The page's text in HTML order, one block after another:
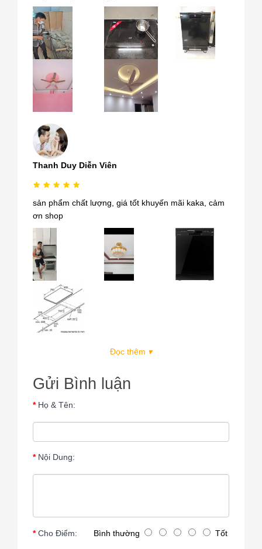
Thanh Duy Diễn Viên
sản phẩm chất lượng, giá tốt khuyến mãi kaka, cảm
ơn shop
Đọc thêm ▾
Gửi Bình luận
Họ & Tên:
Nội Dung:
Cho Điểm: Bình thường Tốt